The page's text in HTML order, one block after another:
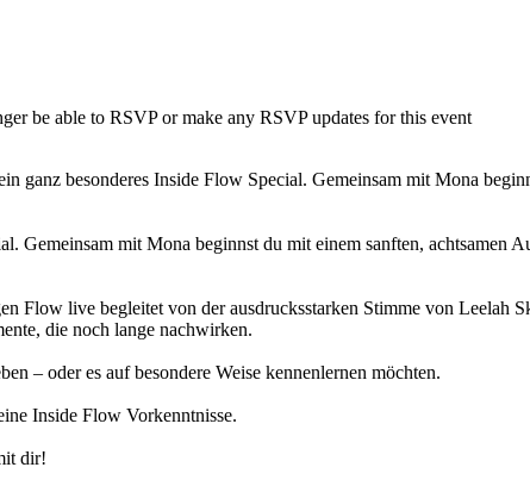
be able to RSVP or make any RSVP updates for this event
ganz besonderes Inside Flow Special. Gemeinsam mit Mona
Gemeinsam mit Mona beginnst du mit einem sanften,
Flow live begleitet von der ausdrucksstarken Stimme von Leelah
die noch lange nachwirken.
– oder es auf besondere Weise kennenlernen möchten.
Inside Flow Vorkenntnisse.
dir!